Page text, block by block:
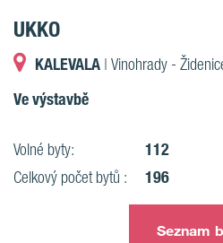
UKKO
KALEVALA | Vinohrady -
Ve výstavbě
Volné byty: 112
Celkový počet bytů : 196
Seznam